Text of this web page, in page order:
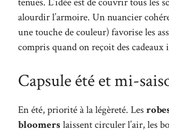
alourdir l’armoire. Un nuancier
une touche de couleur) favorise les
compris quand on reçoit des cadeaux
Capsule été et mi-
En été, priorité à la légèreté. Les
bloomers laissent circuler l’air, les